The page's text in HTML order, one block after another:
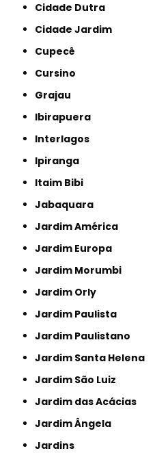
Cidade Dutra
Cidade Jardim
Cupecê
Cursino
Grajau
Ibirapuera
Interlagos
Ipiranga
Itaim Bibi
Jabaquara
Jardim América
Jardim Europa
Jardim Morumbi
Jardim Orly
Jardim Paulista
Jardim Paulistano
Jardim Santa Helena
Jardim São Luiz
Jardim das Acácias
Jardim Ângela
Jardins